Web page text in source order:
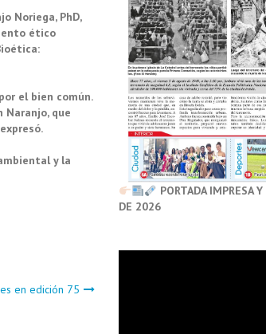
Noriega, PhD,
ético
el bien común.
Naranjo, que
y la
en edición 75
PORTADA IMPRESA
DE 2026